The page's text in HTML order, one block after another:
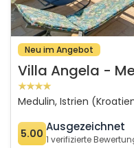
Neu im Angebot
Villa Angela -
Medulin, Istrien
5.00 Ausgezeichnet
1 verifizierte